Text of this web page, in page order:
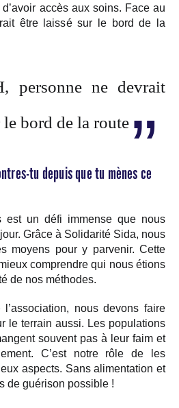
accès aux soins. Face au
être laissé sur le bord de la
personne ne devrait
le bord de la route
tu depuis que tu mènes ce
est un défi immense que nous
Grâce à Solidarité Sida, nous
moyens pour y parvenir. Cette
comprendre qui nous étions
de nos méthodes.
nous devons faire
le terrain aussi. Les populations
souvent pas à leur faim et
C’est notre rôle de les
aspects. Sans alimentation et
de guérison possible !